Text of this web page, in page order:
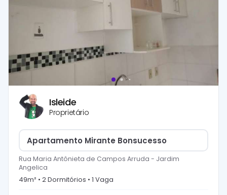
Isleide
Proprietário
Apartamento Mirante Bonsucesso
Rua Maria Antônieta de Campos Arruda - Jardim
Angelica
49m² • 2Dormitórios • 1 Vaga